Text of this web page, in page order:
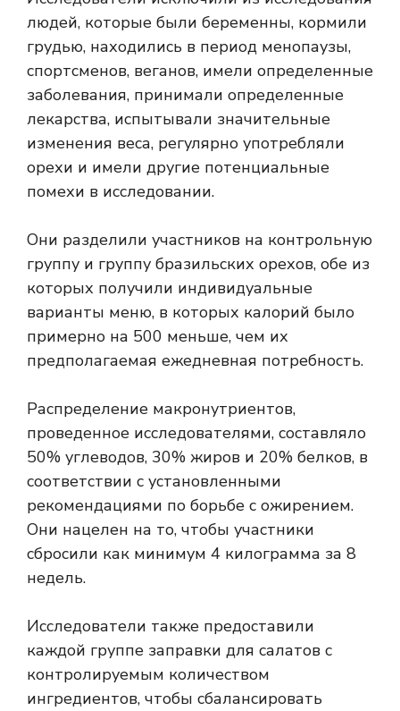
людей, которые были беременны, кормили
грудью, находились в период менопаузы,
спортсменов, веганов, имели определенные
заболевания, принимали определенные
лекарства, испытывали значительные
изменения веса, регулярно употребляли
орехи и имели другие потенциальные
помехи в исследовании.
Они разделили участников на контрольную
группу и группу бразильских орехов, обе из
которых получили индивидуальные
варианты меню, в которых калорий было
примерно на 500 меньше, чем их
предполагаемая ежедневная потребность.
Распределение макронутриентов,
проведенное исследователями, составляло
50% углеводов, 30% жиров и 20% белков, в
соответствии с установленными
рекомендациями по борьбе с ожирением.
Они нацелен на то, чтобы участники
сбросили как минимум 4 килограмма за 8
недель.
Исследователи также предоставили
каждой группе заправки для салатов с
контролируемым количеством
ингредиентов, чтобы сбалансировать